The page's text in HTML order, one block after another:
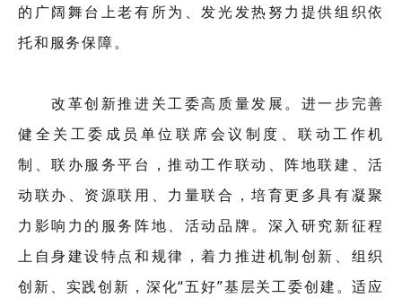
的广阔舞台上老有所为、发光发热努力提供组织依
托和服务保障。
改革创新推进关工委高质量发展。进一步完善
健全关工委成员单位联席会议制度、联动工作机
制、联办服务平台，推动工作联动、阵地联建、活
动联办、资源联用、力量联合，培育更多具有凝聚
力影响力的服务阵地、活动品牌。深入研究新征程
上自身建设特点和规律，着力推进机制创新、组织
创新、实践创新，深化“五好”基层关工委创建。适应